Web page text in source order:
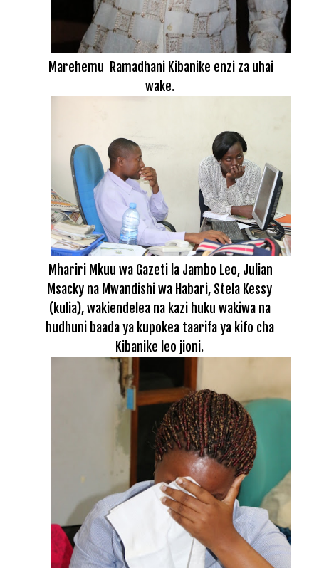
Marehemu Ramadhani Kibanike enzi za uhai
wake.
Mhariri Mkuu wa Gazeti la Jambo Leo, Julian
Msacky na Mwandishi wa Habari, Stela Kessy
(kulia), wakiendelea na kazi huku wakiwa na
hudhuni baada ya kupokea taarifa ya kifo cha
Kibanike leo jioni.